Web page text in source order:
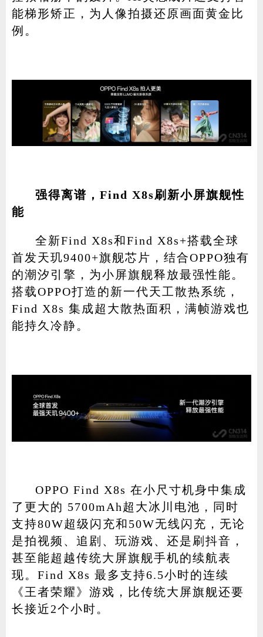
能梯形矫正，为人像拍摄还原画面黄金比
例。
强得离谱，Find X8s刷新小屏旗舰性
能
全新Find X8s和Find X8s+搭载全球
首发天玑9400+旗舰芯片，结合OPPO独有
的潮汐引擎，为小屏旗舰释放最强性能。
搭载OPPO打造的新一代天工散热系统，
Find X8s 集成超大散热面积，满帧游戏也
能持久冷静。
OPPO Find X8s 在小尺寸机身中集成
了更大的 5700mAh超大冰川电池，同时
支持80W超级闪充和50W无线闪充，无论
是拍视频、追剧、玩游戏、还是刷抖音，
甚至能超越传统大屏旗舰手机的续航表
现。Find X8s 最多支持6.5小时的连续
《王者荣耀》游戏，比传统大屏旗舰还要
长接近2个小时。